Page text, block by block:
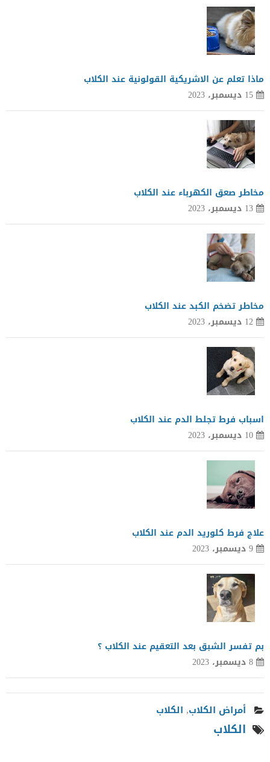
ماذا تعلم عن الاشريكية القولونية عند الكلاب
15 ديسمبر، 2023
مخاطر صعق الكهرباء عند الكلاب
13 ديسمبر، 2023
مخاطر تضخم الكبد عند الكلاب
12 ديسمبر، 2023
اسباب فرط تجلط الدم عند الكلاب
10 ديسمبر، 2023
علاج فرط كلوريد الدم عند الكلاب
9 ديسمبر، 2023
بم تفسر الشبق بعد التعقيم عند الكلاب ؟
8 ديسمبر، 2023
أمراض الكلاب, الكلاب
الكلاب